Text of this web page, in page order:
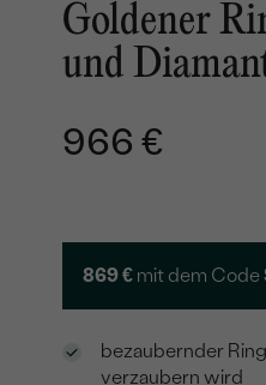
Goldener
und
966 €
869 € mit dem Code
bezaubernder
verzaubern wird